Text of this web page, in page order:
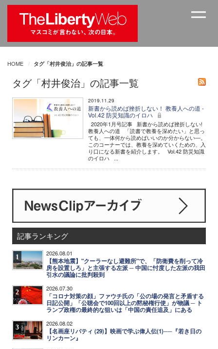
HOME タグ「村井俊治」の記事一覧
タグ「村井俊治」の記事一覧
2019.11.29
新書から読めば挫折しない！ 教養人への道 -
Vol.42 防災知識のイロハ
2020年1月号記事 新書から読めば挫折しない!
教養人への道 「読書で教養を深めたい」と思っ
ても、一体何から読めばいいのか分からない―。
このコーナーでは、教養を深めていくための、入
り口になる新書を紹介します。 Vol.42 防災知識
のイロハ ...
記事ランキング
1 2026.08.01
【熊本地震】"クーラーなし避難所"で、「防衛費を削って冷
房を設置しろ」と主張する左派 ─ 中国に忖度した左派の我田
引水の議論に批判殺到
2 2026.07.30
「コロナ対策の顔」ファウチ氏の「公の場の発言と矛盾する
日記公開」「公聴会で100回以上の黙秘権行使」が物議 ─ ト
ランプ政権の最終的な狙いは「中国の責任追及」にある
3 2026.08.02
【名画座リバティ (29)】映画で学ぶ偉人伝(1)──『若き日の
リンカーン』